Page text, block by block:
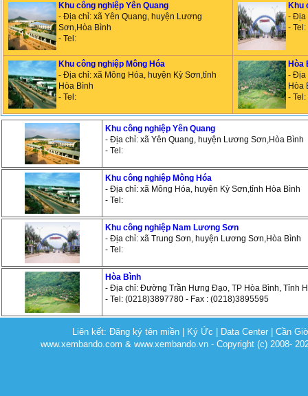
Khu công nghiệp Yên Quang
- Địa chỉ: xã Yên Quang, huyện Lương
Sơn,Hòa Bình
- Tel:
Khu
- Địa
- Tel:
Khu công nghiệp Mông Hóa
- Địa chỉ: xã Mông Hóa, huyện Kỳ Sơn,tỉnh
Hòa Bình
- Tel:
Hòa
- Địa
Hòa
-
Khu công nghiệp Yên Quang
- Địa chỉ: xã Yên Quang, huyện Lương Sơn,Hòa Bình
- Tel:
Khu công nghiệp Mông Hóa
- Địa chỉ: xã Mông Hóa, huyện Kỳ Sơn,tỉnh Hòa Bình
- Tel:
Khu công nghiệp Nam Lương Sơn
- Địa chỉ: xã Trung Sơn, huyện Lương Sơn,Hòa Bình
- Tel:
Hòa Bình
- Địa chỉ: Đường Trần Hưng Đạo, TP Hòa Bình, Tỉnh
- Tel: (0218)3897780 - Fax : (0218)3895595
Liên kết:Đăng ký tên miền Ký Ức Data Center |Cần
www.xembando.com & www.xembando.vn - Copyright (c) 2008-